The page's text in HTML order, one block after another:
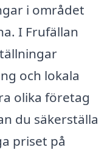
i området
I Frufällan
och lokala
olika företag
du säkerställa
priset på